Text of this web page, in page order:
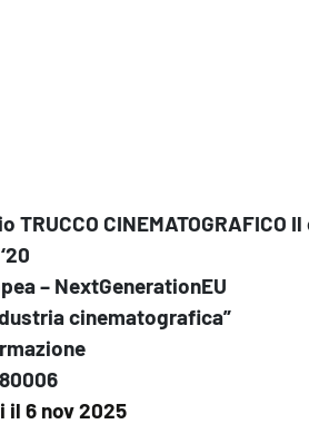
TRUCCO CINEMATOGRAFICO Il
– NextGenerationEU
cinematografica”
6 nov 2025